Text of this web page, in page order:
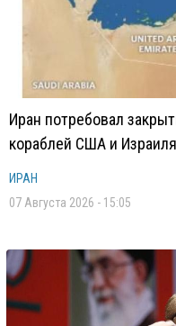
Иран потребовал
кораблей США и Израиля
ИРАН
07 Августа 2026 - 15:05